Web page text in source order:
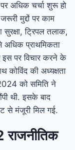
अधिक चर्चा शुरू हो
मुद्दों पर काम
सुरक्षा, ट्रिपल तलाक,
प्राथमिकता
इस पर विचार करने के
कोविंद की अध्यक्षता
को समिति ने
थी. इसके बाद
से मंजूरी मिल गई.